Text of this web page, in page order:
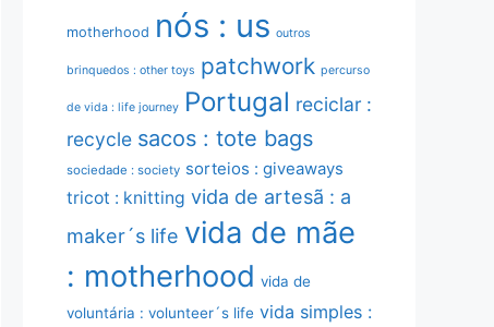
motherhood nós : us outros
brinquedos : other toys patchwork percurso
de vida : life journey Portugal reciclar :
recycle sacos : tote bags
sociedade : society sorteios : giveaways
tricot : knitting vida de artesã : a
maker´s life vida de mãe
: motherhood vida de
voluntária : volunteer´s life vida simples :